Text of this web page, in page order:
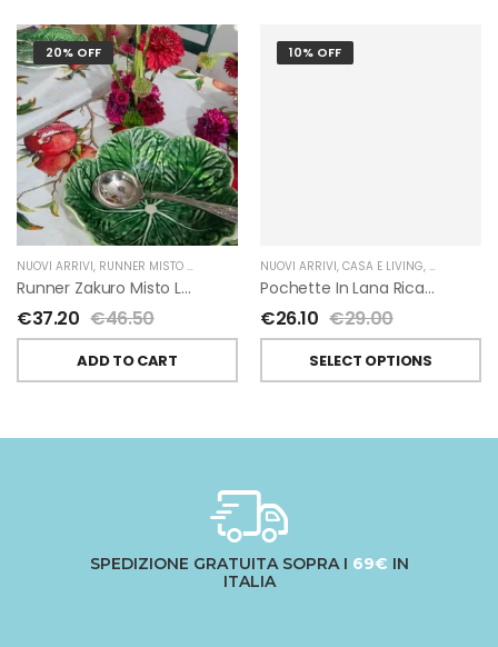
20% OFF
NUOVI ARRIVI, RUNNER MISTO LINO TESSITURA TOSCANA TELERIE
Runner Zakuro Misto Lino Di Tessitura Toscana Telerie
€37.20 €46.50
ADD TO CART
10% OFF
NUOVI ARRIVI, CASA E LIVING, POCHETTE
Pochette In Lana Ricamata Con Stella Di Giardino Segreto
€26.10 €29.00
SELECT OPTIONS
SPEDIZIONE GRATUITA SOPRA I 69€ IN
ITALIA